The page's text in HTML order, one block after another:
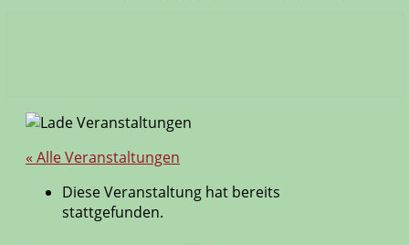
« Alle Veranstaltungen
Diese Veranstaltung hat bereits
stattgefunden.